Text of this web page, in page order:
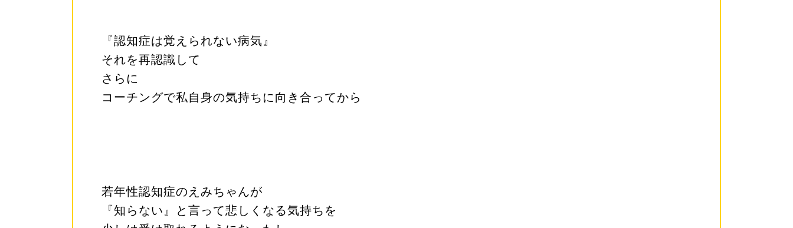
『認知症は覚えられない病気』
それを再認識して
さらに
コーチングで私自身の気持ちに向き合ってから
若年性認知症のえみちゃんが
『知らない』と言って悲しくなる気持ちを